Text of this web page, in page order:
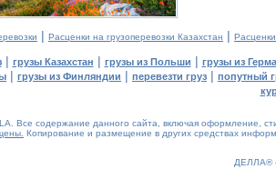
| Расценки на грузоперевозки Казахстан |
| грузы Казахстан | грузы из Польши | грузы из
| грузы из Финляндии | перевезти груз | попутный
Все содержание данного сайта, включая оформление,
Копирование и размещение в других средствах